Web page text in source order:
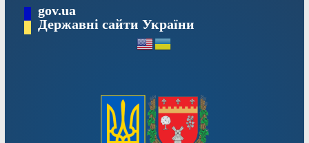
Перейтиgov.ua
Державні сайти України